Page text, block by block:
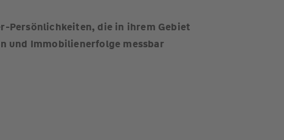
Persönlichkeiten, die in ihrem Gebiet
und Immobilienerfolge messbar